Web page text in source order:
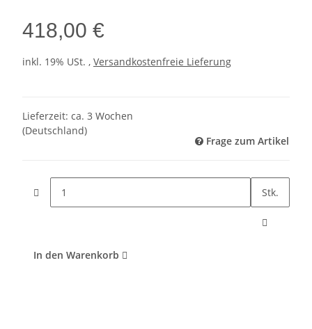
418,00 €
inkl. 19% USt. , Versandkostenfreie Lieferung
Lieferzeit: ca. 3 Wochen
(Deutschland)
Frage zum Artikel
Stk.
In den Warenkorb